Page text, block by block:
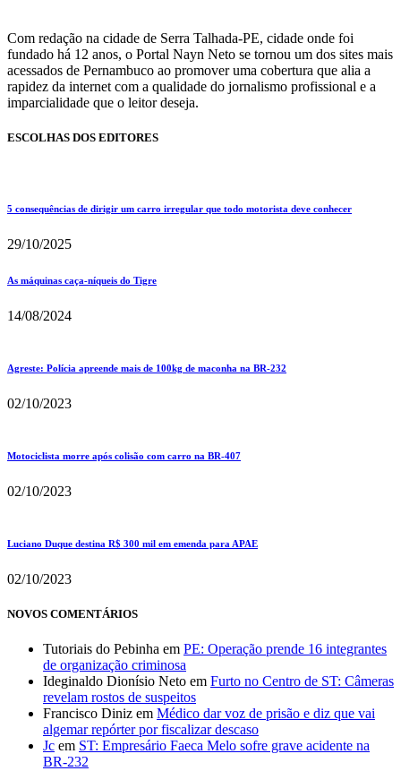
Com redação na cidade de Serra Talhada-PE, cidade onde foi
fundado há 12 anos, o Portal Nayn Neto se tornou um dos sites mais
acessados de Pernambuco ao promover uma cobertura que alia a
rapidez da internet com a qualidade do jornalismo profissional e a
imparcialidade que o leitor deseja.
ESCOLHAS DOS EDITORES
5 consequências de dirigir um carro irregular que todo motorista deve conhecer
29/10/2025
As máquinas caça-níqueis do Tigre
14/08/2024
Agreste: Polícia apreende mais de 100kg de maconha na BR-232
02/10/2023
Motociclista morre após colisão com carro na BR-407
02/10/2023
Luciano Duque destina R$ 300 mil em emenda para APAE
02/10/2023
NOVOS COMENTÁRIOS
Tutoriais do Pebinha em PE: Operação prende 16 integrantes
de organização criminosa
Ideginaldo Dionísio Neto em Furto no Centro de ST: Câmeras
revelam rostos de suspeitos
Francisco Diniz em Médico dar voz de prisão e diz que vai
algemar repórter por fiscalizar descaso
Jc em ST: Empresário Faeca Melo sofre grave acidente na
BR-232